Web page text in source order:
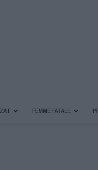
FEMME FATALE